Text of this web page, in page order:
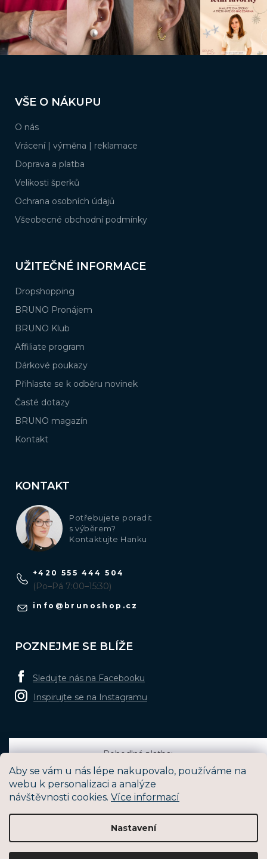
Aby se vám u nás lépe nakupovalo, používáme na
webu k personalizaci a analýze
návštěvnosti cookies. Více informací
Nastavení
pVŠE O NÁKUPU
O nás
Vrácení | výměna | reklamace
Doprava a platba
Velikosti šperků
Ochrana osobních údajů
Všeobecné obchodní podmínky
UŽITEČNÉ INFORMACE
Dropshopping
BRUNO Pronájem
BRUNO Klub
Affiliate program
Dárkové poukazy
Přihlaste se k odběru novinek
Časté dotazy
BRUNO magazín
Kontakt
KONTAKT
Potřebujete poradit
s výběrem?
Kontaktujte Hanku
info @ brunoshop.cz
+420 555 444 504
(Po–Pá 7:00–15:30)
POZNEJME SE BLÍŽE
Sledujte nás na Facebooku
Inspirujte se na Instagramu
Pohodlná platba: